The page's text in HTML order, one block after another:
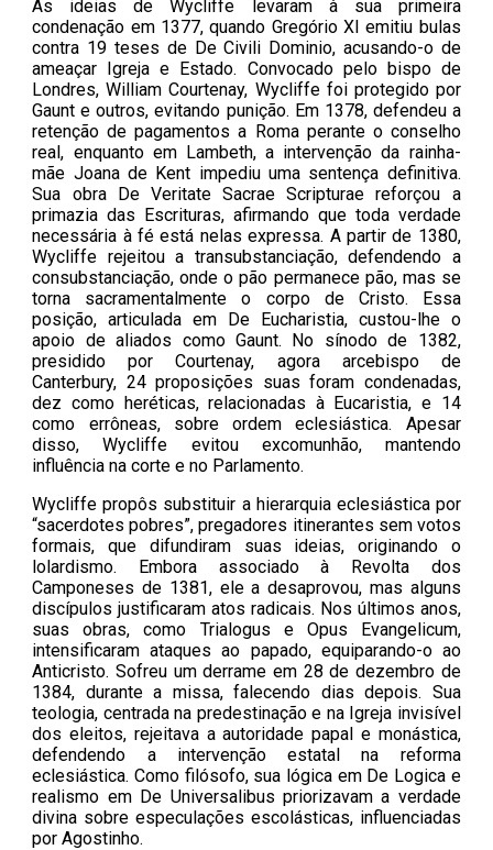
As ideias de Wycliffe levaram à sua primeira
condenação em 1377, quando Gregório XI emitiu bulas
contra 19 teses de De Civili Dominio, acusando-o de
ameaçar Igreja e Estado. Convocado pelo bispo de
Londres, William Courtenay, Wycliffe foi protegido por
Gaunt e outros, evitando punição. Em 1378, defendeu a
retenção de pagamentos a Roma perante o conselho
real, enquanto em Lambeth, a intervenção da rainha-
mãe Joana de Kent impediu uma sentença definitiva.
Sua obra De Veritate Sacrae Scripturae reforçou a
primazia das Escrituras, afirmando que toda verdade
necessária à fé está nelas expressa. A partir de 1380,
Wycliffe rejeitou a transubstanciação, defendendo a
consubstanciação, onde o pão permanece pão, mas se
torna sacramentalmente o corpo de Cristo. Essa
posição, articulada em De Eucharistia, custou-lhe o
apoio de aliados como Gaunt. No sínodo de 1382,
presidido por Courtenay, agora arcebispo de
Canterbury, 24 proposições suas foram condenadas,
dez como heréticas, relacionadas à Eucaristia, e 14
como errôneas, sobre ordem eclesiástica. Apesar
disso, Wycliffe evitou excomunhão, mantendo
influência na corte e no Parlamento.
Wycliffe propôs substituir a hierarquia eclesiástica por
“sacerdotes pobres”, pregadores itinerantes sem votos
formais, que difundiram suas ideias, originando o
lolardismo. Embora associado à Revolta dos
Camponeses de 1381, ele a desaprovou, mas alguns
discípulos justificaram atos radicais. Nos últimos anos,
suas obras, como Trialogus e Opus Evangelicum,
intensificaram ataques ao papado, equiparando-o ao
Anticristo. Sofreu um derrame em 28 de dezembro de
1384, durante a missa, falecendo dias depois. Sua
teologia, centrada na predestinação e na Igreja invisível
dos eleitos, rejeitava a autoridade papal e monástica,
defendendo a intervenção estatal na reforma
eclesiástica. Como filósofo, sua lógica em De Logica e
realismo em De Universalibus priorizavam a verdade
divina sobre especulações escolásticas, influenciadas
por Agostinho.